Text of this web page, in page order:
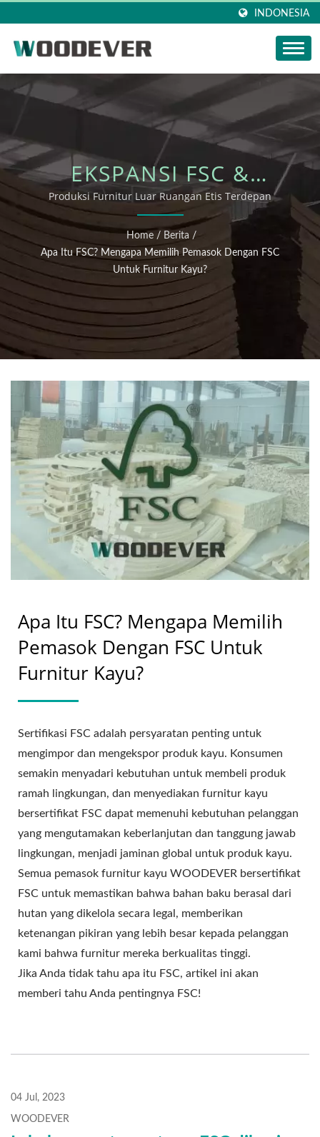
INDONESIA
EKSPANSI FSC &
KEMAJUAN
KEBERLANJUTAN
WOODEVER
Produksi Furnitur Luar Ruangan Etis Terdepan
Home / Berita /
Apa Itu FSC? Mengapa Memilih Pemasok Dengan FSC
Untuk Furnitur Kayu?
Apa Itu FSC? Mengapa Memilih
Pemasok Dengan FSC Untuk
Furnitur Kayu?
Sertifikasi FSC adalah persyaratan penting untuk
mengimpor dan mengekspor produk kayu. Konsumen
semakin menyadari kebutuhan untuk membeli produk
ramah lingkungan, dan menyediakan furnitur kayu
bersertifikat FSC dapat memenuhi kebutuhan pelanggan
yang mengutamakan keberlanjutan dan tanggung jawab
lingkungan, menjadi jaminan global untuk produk kayu.
Semua pemasok furnitur kayu WOODEVER bersertifikat
FSC untuk memastikan bahwa bahan baku berasal dari
hutan yang dikelola secara legal, memberikan
ketenangan pikiran yang lebih besar kepada pelanggan
kami bahwa furnitur mereka berkualitas tinggi.
Jika Anda tidak tahu apa itu FSC, artikel ini akan
memberi tahu Anda pentingnya FSC!
04 Jul, 2023
WOODEVER